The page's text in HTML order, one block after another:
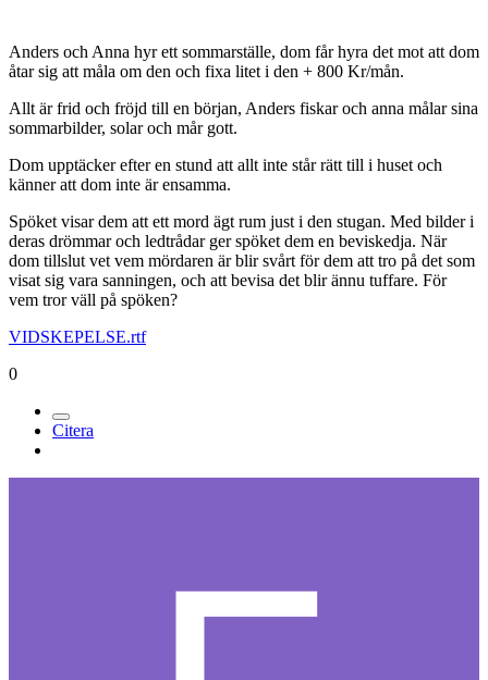
Anders och Anna hyr ett sommarställe, dom får hyra det mot att dom
åtar sig att måla om den och fixa litet i den + 800 Kr/mån.
Allt är frid och fröjd till en början, Anders fiskar och anna målar sina
sommarbilder, solar och mår gott.
Dom upptäcker efter en stund att allt inte står rätt till i huset och
känner att dom inte är ensamma.
Spöket visar dem att ett mord ägt rum just i den stugan. Med bilder i
deras drömmar och ledtrådar ger spöket dem en beviskedja. När
dom tillslut vet vem mördaren är blir svårt för dem att tro på det som
visat sig vara sanningen, och att bevisa det blir ännu tuffare. För
vem tror väll på spöken?
VIDSKEPELSE.rtf
0
Citera